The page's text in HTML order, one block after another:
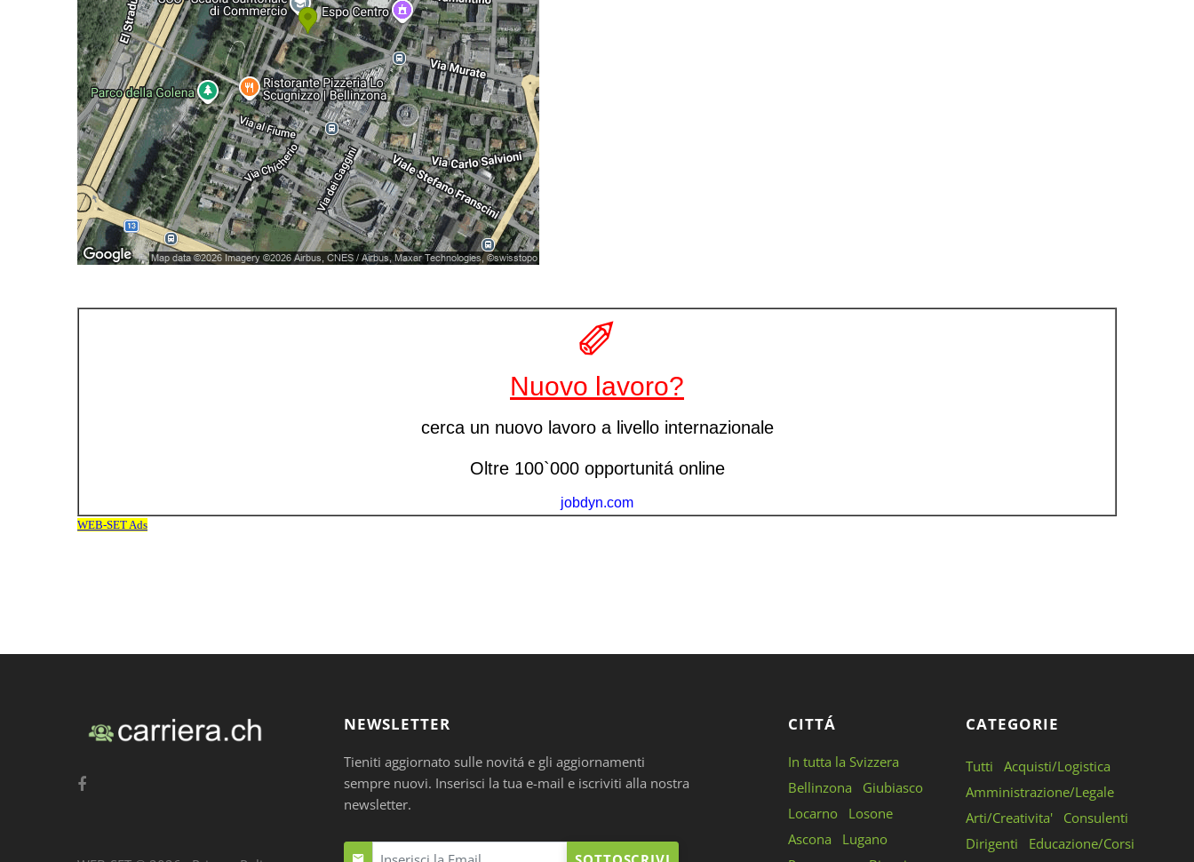
NEWSLETTER
Tieniti aggiornato sulle novitá e gli aggiornamenti
sempre nuovi. Inserisci la tua e-mail e iscriviti alla nostra
newsletter.
CITTÁ
In tutta la Svizzera
Bellinzona
Giubiasco
Locarno
Losone
Ascona
Lugano
CATEGORIE
Tutti
Acquisti/Logistica
Amministrazione/Legale
Arti/Creativita'
Consulenti
Dirigenti
Educazione/Corsi